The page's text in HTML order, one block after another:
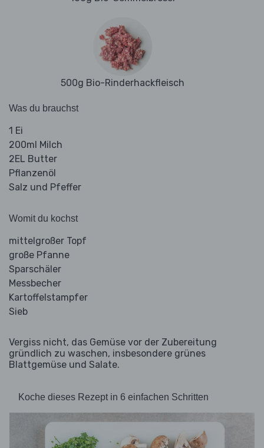
500g Bio-Rinderhackfleisch
Was du brauchst
1 Ei
200ml Milch
2EL Butter
Pflanzenöl
Salz und Pfeffer
Womit du kochst
mittelgroßer Topf
große Pfanne
Sparschäler
Messbecher
Kartoffelstampfer
Sieb
Vergiss nicht, das Gemüse vor der Zubereitung
gründlich zu waschen, insbesondere grünes
Blattgemüse und Salate.
Koche dieses Rezept in 6 einfachen Schritten